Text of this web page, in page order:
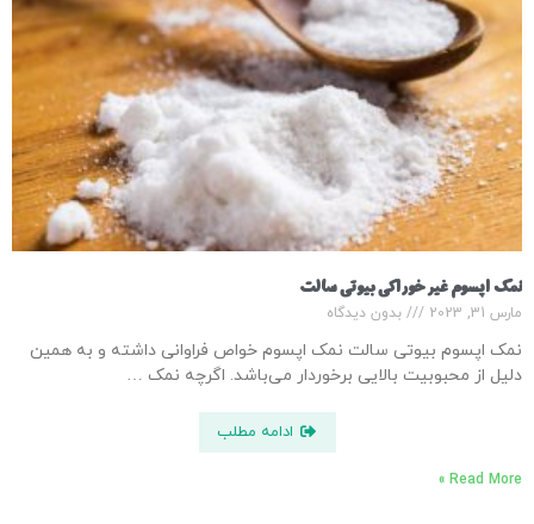
نمک اپسوم غیر خوراکی بیوتی سالت
مارس 31, 2023 بدون دیدگاه
نمک اپسوم بیوتی سالت نمک اپسوم خواص فراوانی داشته و به همین
دلیل از محبوبیت بالایی برخوردار می‌باشد. اگرچه نمک …
ادامه مطلب
Read More »